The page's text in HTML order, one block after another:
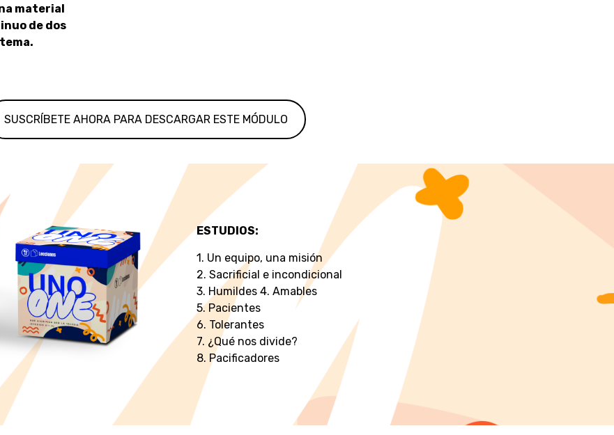
material
de dos
SUSCRÍBETE AHORA PARA DESCARGAR ESTE MÓDULO
ESTUDIOS:
1. Un equipo, una misión
2. Sacrificial e incondicional
3. Humildes 4. Amables
5. Pacientes
6. Tolerantes
7. ¿Qué nos divide?
8. Pacificadores